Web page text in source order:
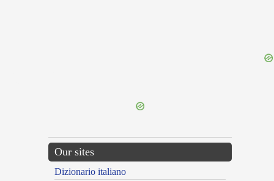
Our sites
Dizionario italiano